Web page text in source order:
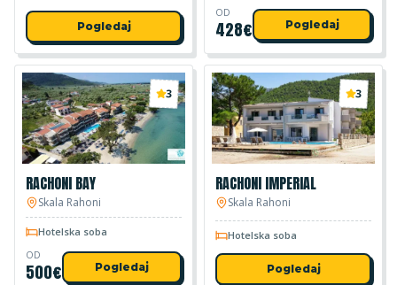
Pogledaj
OD
428€ Pogledaj
3
RACHONI BAY
Skala Rahoni
Hotelska soba
OD
500€ Pogledaj
3
RACHONI IMPERIAL
Skala Rahoni
Hotelska soba
Pogledaj